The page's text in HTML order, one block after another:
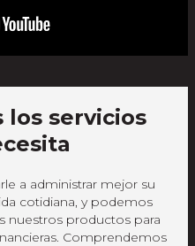
los servicios
a administrar mejor su
cotidiana, y podemos
nuestros productos para
Comprendemos